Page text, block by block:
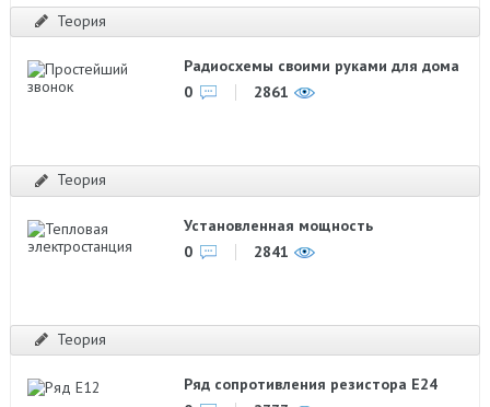
Теория
Радиосхемы своими руками для дома
0
2861
Теория
Установленная мощность
0
2841
Теория
Ряд сопротивления резистора Е24